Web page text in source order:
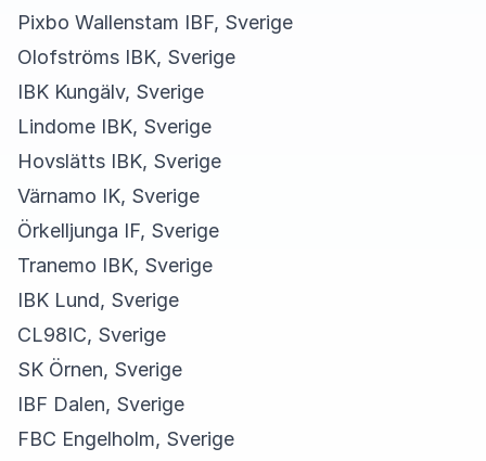
Pixbo Wallenstam IBF, Sverige
Olofströms IBK, Sverige
IBK Kungälv, Sverige
Lindome IBK, Sverige
Hovslätts IBK, Sverige
Värnamo IK, Sverige
Örkelljunga IF, Sverige
Tranemo IBK, Sverige
IBK Lund, Sverige
CL98IC, Sverige
SK Örnen, Sverige
IBF Dalen, Sverige
FBC Engelholm, Sverige